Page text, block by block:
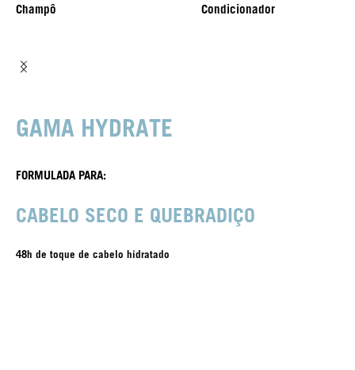
Champô Condicionador
GAMA HYDRATE
FORMULADA PARA:
CABELO SECO E QUEBRADIÇO
48h de toque de cabelo hidratado